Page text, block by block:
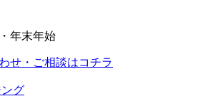
年末年始
せ・ご相談はコチラ